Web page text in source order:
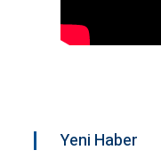
Yeni Haber